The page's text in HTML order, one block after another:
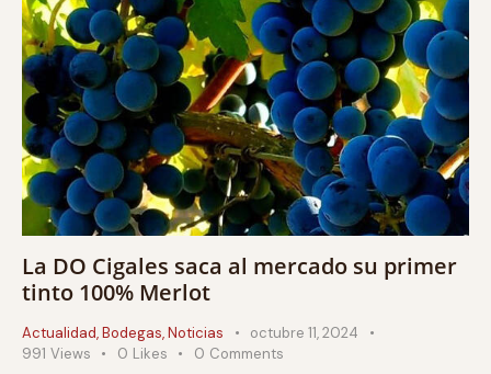
La DO Cigales saca al mercado su primer
tinto 100% Merlot
Actualidad,Bodegas,Noticias
octubre 11, 2024
991 Views 0 Likes 0 Comments